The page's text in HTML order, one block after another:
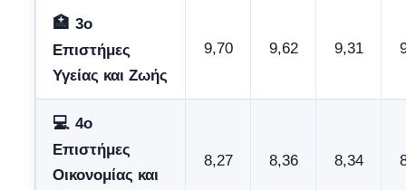
🏥 3ο
Επιστήμες
Υγείας και Ζωής
9,70 9,62 9,31
💻 4ο
Επιστήμες
Οικονομίας και
8,27 8,36 8,34